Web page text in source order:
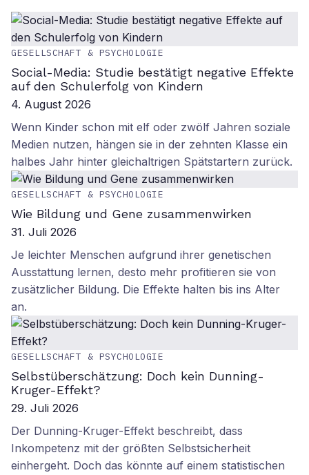
GESELLSCHAFT & PSYCHOLOGIE
Social-Media: Studie bestätigt negative Effekte
auf den Schulerfolg von Kindern
4. August 2026
Wenn Kinder schon mit elf oder zwölf Jahren soziale
Medien nutzen, hängen sie in der zehnten Klasse ein
halbes Jahr hinter gleichaltrigen Spätstartern zurück.
GESELLSCHAFT & PSYCHOLOGIE
Wie Bildung und Gene zusammenwirken
31. Juli 2026
Je leichter Menschen aufgrund ihrer genetischen
Ausstattung lernen, desto mehr profitieren sie von
zusätzlicher Bildung. Die Effekte halten bis ins Alter
an.
GESELLSCHAFT & PSYCHOLOGIE
Selbstüberschätzung: Doch kein Dunning-
Kruger-Effekt?
29. Juli 2026
Der Dunning-Kruger-Effekt beschreibt, dass
Inkompetenz mit der größten Selbstsicherheit
einhergeht. Doch das könnte auf einem statistischen